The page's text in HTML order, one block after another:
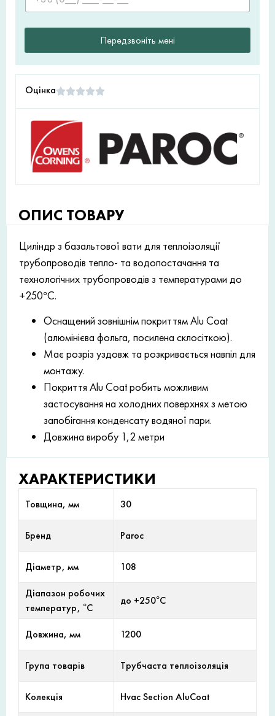
Передзвоніть мені
Оцінка
ОПИС ТОВАРУ
Циліндр з базальтової вати для теплоізоляції
трубопроводів тепло- та водопостачання та
технологічних трубопроводів з температурами до
+250°С.
Оснащений зовнішнім покриттям Alu Coat
(алюмінієва фольга, посилена склосіткою).
Має розріз уздовж та розкривається навпіл для
монтажу.
Покриття Alu Coat робить можливим
застосування на холодних поверхнях з метою
запобігання конденсату водяної пари.
Довжина виробу 1,2 метри
ХАРАКТЕРИСТИКИ
Товщина, мм 30
Бренд Paroc
Діаметр, мм 108
Діапазон робочих
температур, °С
до +250°С
Довжина, мм 1200
Група товарів Трубчаста теплоізоляція
Колекція Hvac Section AluCoat